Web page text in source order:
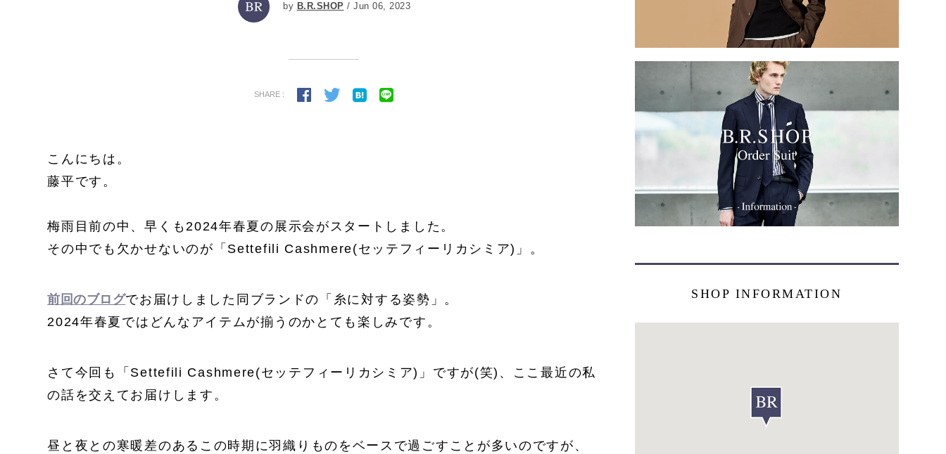
by B.R.SHOP / Jun 06, 2023
SHARE :
こんにちは。
藤平です。
梅雨目前の中、早くも2024年春夏の展示会がスタートしました。
その中でも欠かせないのが「Settefili Cashmere(セッテフィーリカシミア)」。
前回のブログでお届けしました同ブランドの「糸に対する姿勢」。
2024年春夏ではどんなアイテムが揃うのかとても楽しみです。
さて今回も「Settefili Cashmere(セッテフィーリカシミア)」ですが(笑)、ここ最近の私
の話を交えてお届けします。
昼と夜との寒暖差のあるこの時期に羽織りものをベースで過ごすことが多いのですが、
SHOP INFORMATION